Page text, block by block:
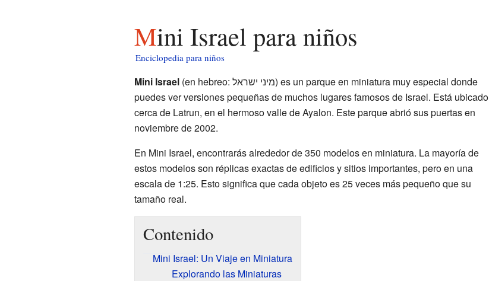
Mini Israel para niños
Enciclopedia para niños
Mini Israel(en hebreo: מיני ישראל) es un parque en miniatura muy especial donde
puedes ver versiones pequeñas de muchos lugares famosos de Israel. Está ubicado
cerca de Latrun, en el hermoso valle de Ayalon. Este parque abrió sus puertas en
noviembre de 2002.
En Mini Israel, encontrarás alrededor de 350 modelos en miniatura. La mayoría de
estos modelos son réplicas exactas de edificios y sitios importantes, pero en una
escala de 1:25. Esto significa que cada objeto es 25 veces más pequeño que su
tamaño real.
Contenido
Mini Israel: Un Viaje en Miniatura
Explorando las Miniaturas